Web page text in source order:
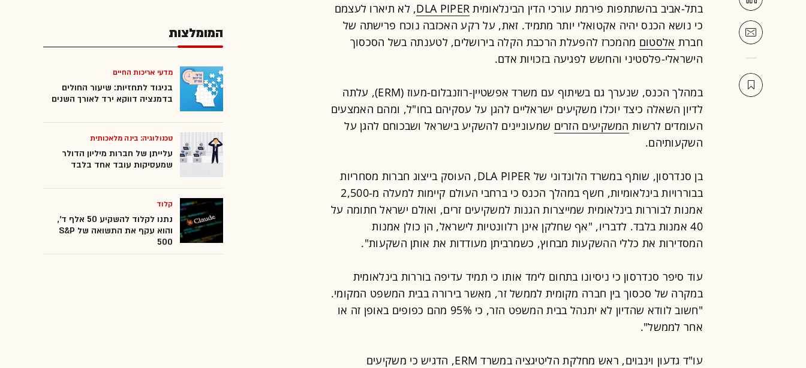
בתל-אביב בהשתתפות פירמת עורכי הדין הבינלאומית DLA PIPER, לא תיארו לעצמם
כי נושא הכנס יהיה אקטואלי יותר מתמיד. זאת, על רקע האכזבה נוכח פרישתה של
חברת אלסטום מהמכרז להפעלת הרכבת הקלה בירושלים, לטענתה בשל הסכסוך
הישראלי-פלסטיני והחשש לפגיעה בזכויות אדם.
במהלך הכנס, שנערך גם בשיתוף עם משרד אפשטיין-רוזנבלום-מעוז (ERM), עלתה
לדיון השאלה כיצד יוכלו משקיעים ישראליים להגן על עסקיהם בחו"ל, ומהם האמצעים
העומדים לרשות המשקיעים הזרים שמעוניינים להשקיע בישראל ושבכוחם להגן על
השקעותיהם.
בן סנדרסון, שותף במשרד הלונדוני של DLA PIPER, העוסק בייצוג חברות מסחריות
בבוררויות בינלאומיות, חשף במהלך הכנס כי ברחבי העולם קיימות למעלה מ-2,500
אמנות לבוררות בינלאומית שמייצרות הגנות למשקיעים זרים, ואולם ישראל חתומה על
40 אמנות בלבד. לדבריו, "אף שחלקן אינן רלוונטיות לישראל, הן כולן אמנות
המסדירות את כללי ההשקעות מבחוץ, כשמרביתן מעודדות את אותן השקעות".
עוד סיפר סנדרסון כי ניסיונו בתחום לימד אותו כי תמיד עדיפה בוררות בינלאומית
במקרה של סכסוך בין חברה מקומית לממשל זר, מאשר בירורה בבית המשפט המקומי.
"חשוב לוודא שהדיון לא יתנהל בבית המשפט הזר, כי 95% מהם כפופים באופן זה או
אחר לממשל".
עו"ד גדעון וינבוים, ראש מחלקת הליטיגציה במשרד ERM, הדגיש כי משקיעים
המומלצות
מדעי אריכות החיים
בניגוד לתחזיות: שיעור החולים
בדמנציה דווקא ירד לאורך השנים
טכנולוגיה: בינה מלאכותית
עלייתן של חברות מיליון הדולר
שמעסיקות עובד אחד בלבד
קלוד
נתנו לקלוד להשקיע 50 אלף ד',
והוא עקף את התשואה של S&P
500